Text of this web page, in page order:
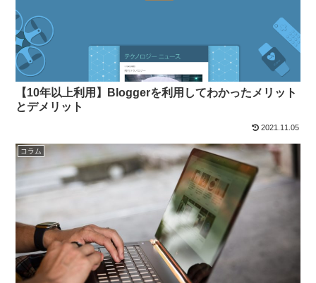
【10年以上利用】Bloggerを利用してわかったメリット
とデメリット
2021.11.05
コラム